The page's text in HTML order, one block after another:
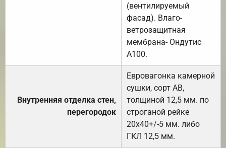
(вентилируемый
фасад). Влаго-
ветрозащитная
мембрана- Ондутис
А100.
Внутренняя отделка стен,
перегородок
Евровагонка камерной
сушки, сорт АВ,
толщиной 12,5 мм. по
строганой рейке
20х40+/-5 мм. либо
ГКЛ 12,5 мм.